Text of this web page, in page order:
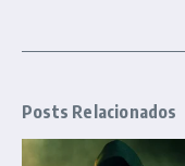
Posts Relacionados